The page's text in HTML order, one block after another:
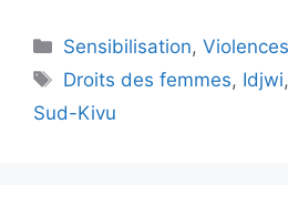
Sensibilisation,
Droits des femmes, Idjwi,
Sud-Kivu